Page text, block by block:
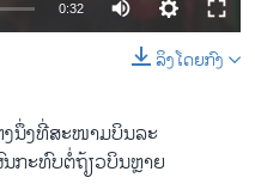
0:32
ລິງໂດຍກົງ
ນຶ່ງ​ທີ່​ສະໜາມ​ບິນ​ລະ
ກະທົບ​ຕໍ່​ຖ້ຽວ​ບິນ​ຫຼາຍ